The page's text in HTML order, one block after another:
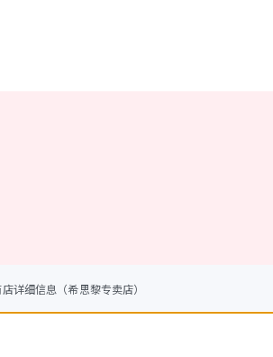
详细信息（希思黎专卖店）